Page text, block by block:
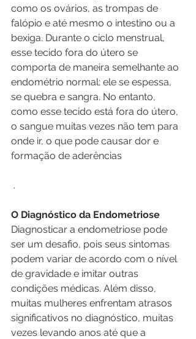
como os ovários, as trompas de
falópio e até mesmo o intestino ou a
bexiga. Durante o ciclo menstrual,
esse tecido fora do útero se
comporta de maneira semelhante ao
endométrio normal: ele se espessa,
se quebra e sangra. No entanto,
como esse tecido está fora do útero,
o sangue muitas vezes não tem para
onde ir, o que pode causar dor e
formação de aderências
.
O Diagnóstico da Endometriose
Diagnosticar a endometriose pode
ser um desafio, pois seus sintomas
podem variar de acordo com o nível
de gravidade e imitar outras
condições médicas. Além disso,
muitas mulheres enfrentam atrasos
significativos no diagnóstico, muitas
vezes levando anos até que a